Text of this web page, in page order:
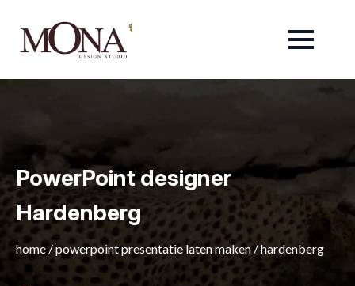
PowerPoint designer
Hardenberg
home /powerpoint presentatie laten maken/hardenberg